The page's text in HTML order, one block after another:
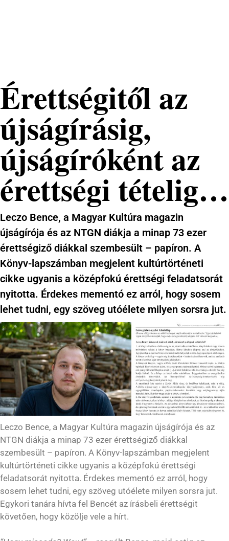
Érettségitől az
újságírásig,
újságíróként az
érettségi tételig…
Leczo Bence, a Magyar Kultúra magazin
újságírója és az NTGN diákja a minap 73 ezer
érettségiző diákkal szembesült – papíron. A
Könyv-lapszámban megjelent kultúrtörténeti
cikke ugyanis a középfokú érettségi feladatsorát
nyitotta. Érdekes mementó ez arról, hogy sosem
lehet tudni, egy szöveg utóélete milyen sorsra jut.
Leczo Bence, a Magyar Kultúra magazin újságírója és az
NTGN diákja a minap 73 ezer érettségiző diákkal
szembesült – papíron. A Könyv-lapszámban megjelent
kultúrtörténeti cikke ugyanis a középfokú érettségi
feladatsorát nyitotta. Érdekes mementó ez arról, hogy
sosem lehet tudni, egy szöveg utóélete milyen sorsra jut.
Egykori tanára hívta fel Bencét az írásbeli érettségit
követően, hogy közölje vele a hírt.